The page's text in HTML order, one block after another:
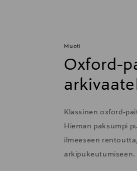
Muoti
Oxford-
Klassinen oxford-
Hieman paksumpi
ilmeeseen
arkipukeutumiseen.